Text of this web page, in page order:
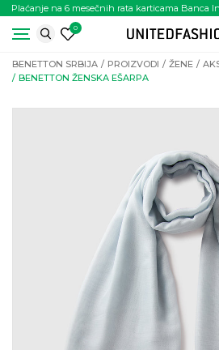
Plaćanje na 6 mesečnih rata karticama Banca
0
BENETTON SRBIJA PROIZVODI ŽENE
BENETTON ŽENSKA EŠARPA